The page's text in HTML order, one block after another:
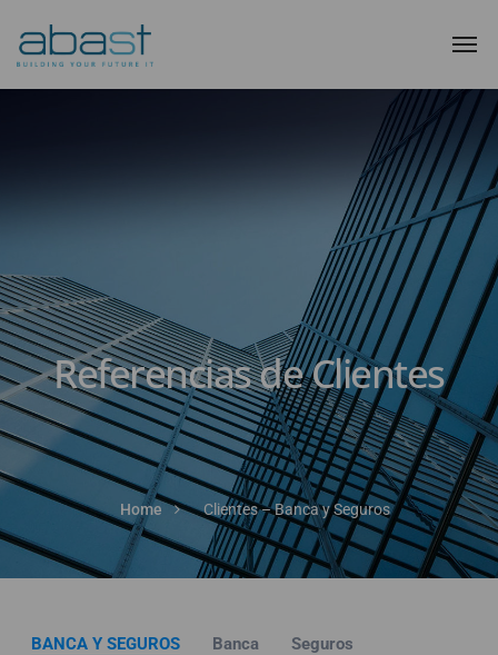
Referencias de Clientes
Home Clientes – Banca y Seguros
BANCA Y SEGUROS Banca Seguros